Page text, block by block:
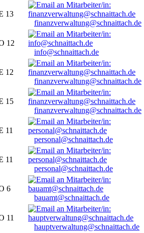
13
finanzverwaltung@schnaittach.de
12
info@schnaittach.de
12
finanzverwaltung@schnaittach.de
15
finanzverwaltung@schnaittach.de
11
personal@schnaittach.de
11
personal@schnaittach.de
6
bauamt@schnaittach.de
11
hauptverwaltung@schnaittach.de